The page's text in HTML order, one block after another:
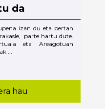
da
izan du eta bertan
parte hartu dute.
eta Areagotuan
...
hau